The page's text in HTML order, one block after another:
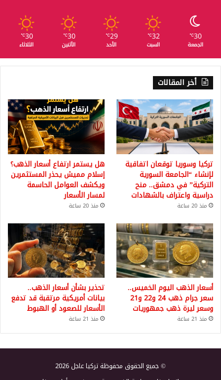
30
℃
الجمعة
32
℃
السبت
29
℃
الأحد
30
℃
الأثنين
30
℃
الثلاثاء
أخر المقالات
تركيا وسوريا توقعان اتفاقية
لإنشاء “الجامعة السورية
التركية” في دمشق.. منح
دراسية واعتراف بالشهادات
منذ 20 ساعة
هل يستمر ارتفاع أسعار الذهب؟
إسلام مميش يحذر المستثمرين
ويكشف العوامل الحاسمة
لمسار الأسعار
منذ 20 ساعة
أسعار الذهب اليوم الخميس..
سعر جرام ذهب 24 و22 و21
وسعر ليرة ذهب جمهوريات
منذ 21 ساعة
تحذير بشأن أسعار الذهب..
بيانات أمريكية مرتقبة قد تدفع
الأسعار للصعود أو الهبوط
منذ 21 ساعة
© جميع الحقوق محفوظة تركيا عاجل 2026